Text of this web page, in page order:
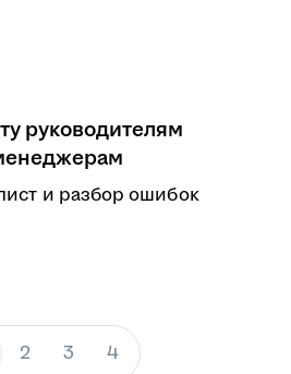
руководителям
и разбор ошибок
2 3 4